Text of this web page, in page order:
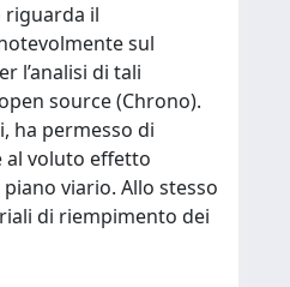
riguarda il
sul
l’analisi di tali
source (Chrono).
ha permesso di
al voluto effetto
viario. Allo stesso
di riempimento dei